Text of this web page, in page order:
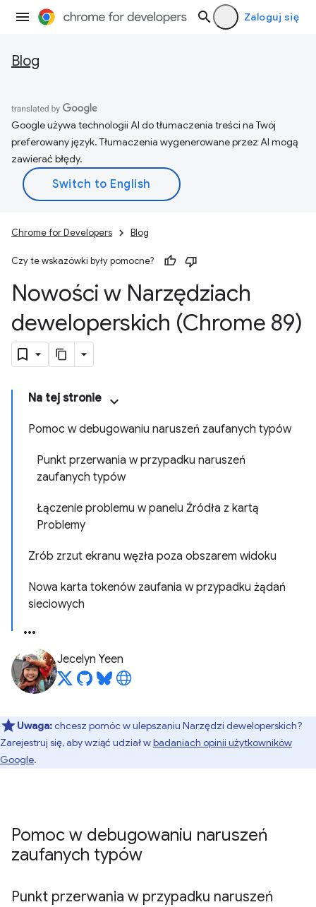
Zaloguj się
Blog
Google używa technologii AI do tłumaczenia treści na Twój
preferowany język. Tłumaczenia wygenerowane przez AI mogą
zawierać błędy.
Chrome for Developers Blog
Czy te wskazówki były pomocne?
Nowości w Narzędziach
deweloperskich (Chrome 89)
Na tej stronie
Pomoc w debugowaniu naruszeń zaufanych typów
Punkt przerwania w przypadku naruszeń
zaufanych typów
Łączenie problemu w panelu Źródła z kartą
Problemy
Zrób zrzut ekranu węzła poza obszarem widoku
Nowa karta tokenów zaufania w przypadku żądań
sieciowych
Jecelyn Yeen
Uwaga:chcesz pomóc w ulepszaniu Narzędzi deweloperskich?
Zarejestruj się, aby wziąć udział wbadaniach opinii użytkowników
Google.
Pomoc w debugowaniu naruszeń
zaufanych typów
Punkt przerwania w przypadku naruszeń